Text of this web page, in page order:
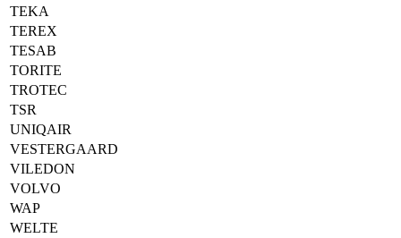
TEKA
TEREX
TESAB
TORITE
TROTEC
TSR
UNIQAIR
VESTERGAARD
VILEDON
VOLVO
WAP
WELTE